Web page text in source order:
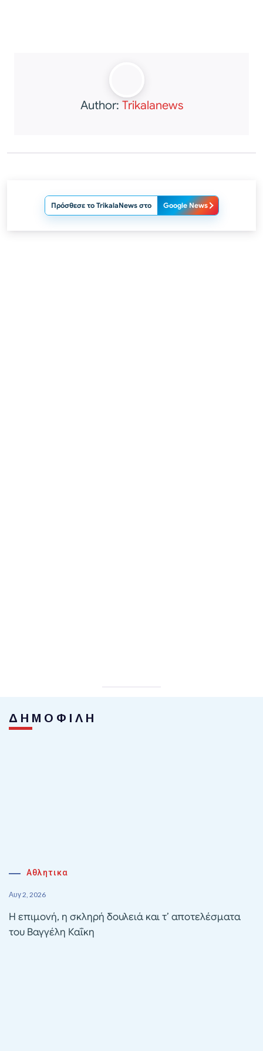
Author: Trikalanews
Πρόσθεσε το TrikalaNews στο Google News
ΔΗΜΟΦΙΛΗ
Αθλητικα
Αυγ 2, 2026
Η επιμονή, η σκληρή δουλειά και τ’ αποτελέσματα
του Βαγγέλη Καΐκη